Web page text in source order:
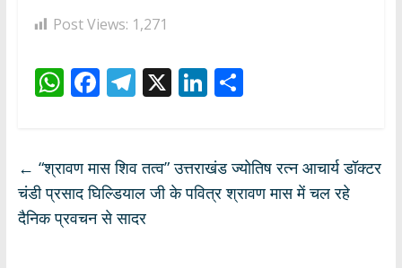
Post Views: 1,271
W
s
A
p
F
b
o
o
T
gr
a
m
X Li
e
dI
S
e
← “श्रावण मास शिव तत्व” उत्तराखंड ज्योतिष रत्न आचार्य डॉक्टर
चंडी प्रसाद घिल्डियाल जी के पवित्र श्रावण मास में चल रहे
दैनिक प्रवचन से सादर